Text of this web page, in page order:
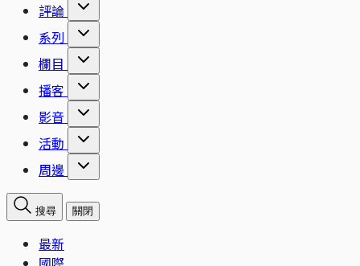
評論
系列
欄目
播客
影音
活動
周邊
搜尋 關閉
最新